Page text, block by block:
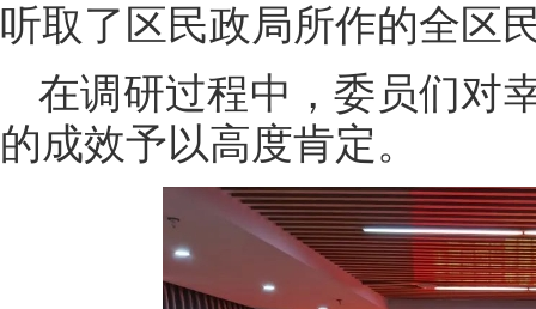
听取了区民政局所作的全区
在调研过程中，委员们对
的成效予以高度肯定。